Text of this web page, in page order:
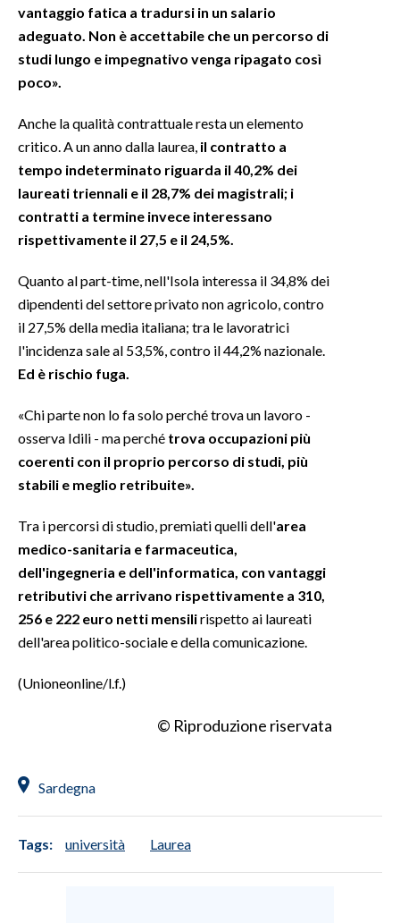
vantaggio fatica a tradursi in un salario
adeguato. Non è accettabile che un percorso di
studi lungo e impegnativo venga ripagato così
poco».
Anche la qualità contrattuale resta un elemento
critico. A un anno dalla laurea, il contratto a
tempo indeterminato riguarda il 40,2% dei
laureati triennali e il 28,7% dei magistrali; i
contratti a termine invece interessano
rispettivamente il 27,5 e il 24,5%.
Quanto al part-time, nell'Isola interessa il 34,8% dei
dipendenti del settore privato non agricolo, contro
il 27,5% della media italiana; tra le lavoratrici
l'incidenza sale al 53,5%, contro il 44,2% nazionale.
Ed è rischio fuga.
«Chi parte non lo fa solo perché trova un lavoro -
osserva Idili - ma perché trova occupazioni più
coerenti con il proprio percorso di studi, più
stabili e meglio retribuite».
Tra i percorsi di studio, premiati quelli dell'area
medico-sanitaria e farmaceutica,
dell'ingegneria e dell'informatica, con vantaggi
retributivi che arrivano rispettivamente a 310,
256 e 222 euro netti mensilirispetto ai laureati
dell'area politico-sociale e della comunicazione.
(Unioneonline/l.f.)
© Riproduzione riservata
Sardegna
Tags: università Laurea